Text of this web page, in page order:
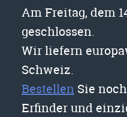
Am Freitag, dem
geschlossen.
Wir liefern
Schweiz.
Bestellen Sie
Erfinder und